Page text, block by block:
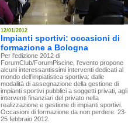
12/01/2012
Impianti sportivi: occasioni di
formazione a Bologna
Per l'edizione 2012 di
ForumClub/ForumPiscine, l'evento propone
alcuni interessantissimi interventi dedicati al
mondo dell’impiatistica sportiva: dalle
modalità di assegnazione della gestione di
impianti sportivi pubblici a soggetti privati, agli
interventi finanziari del privato nella
realizzazione e gestione di impianti sportivi.
Occasioni di formazione da non perdere: 23-
25 febbraio 2012.